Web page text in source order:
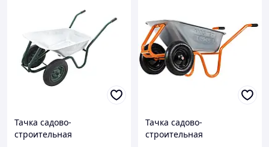
Тачка садово-
строительная
Тачка садово-
строительная